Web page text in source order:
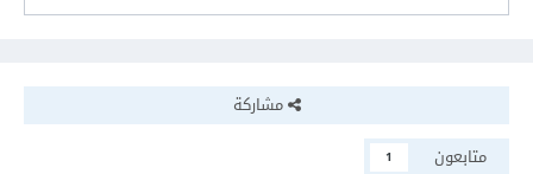
مشاركة
متابعون
1